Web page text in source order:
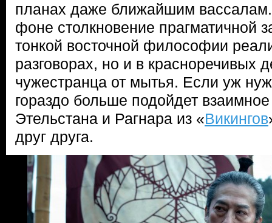
планах даже ближайшим
фоне столкновение прагматичной
тонкой восточной философии
разговорах, но и в красноречивых
чужестранца от мытья. Если уж
гораздо больше подойдет
Этельстана и Рагнара из «Викингов
друг друга.